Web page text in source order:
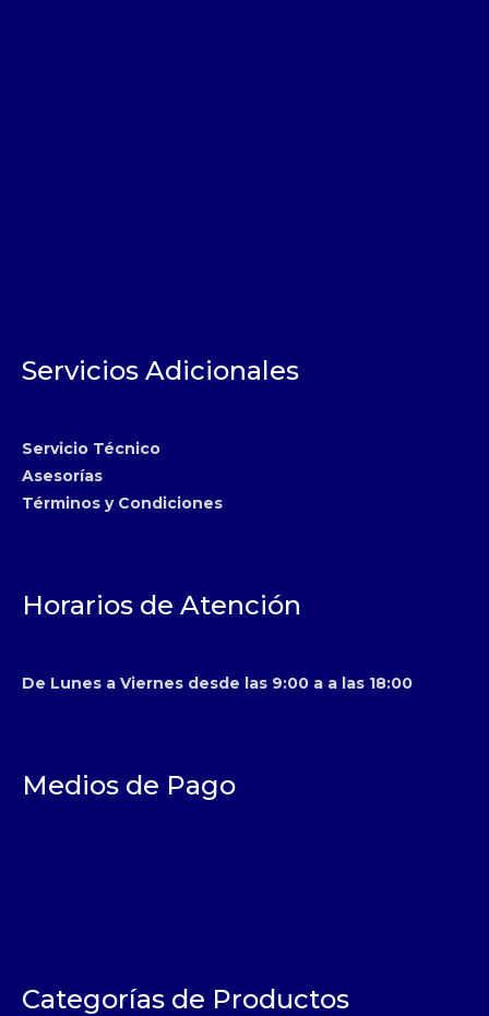
Servicios Adicionales
Servicio Técnico
Asesorías
Términos y Condiciones
Horarios de Atención
De Lunes a Viernes desde las 9:00 a a las 18:00
Medios de Pago
Categorías de Productos